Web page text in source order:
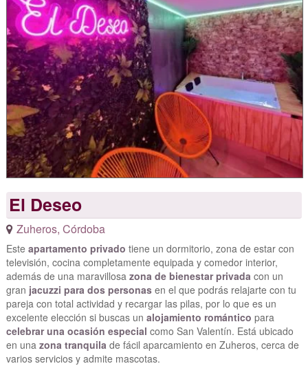
El Deseo
Zuheros, Córdoba
Este apartamento privado tiene un dormitorio, zona de estar con
televisión, cocina completamente equipada y comedor interior,
además de una maravillosa zona de bienestar privada con un
gran jacuzzi para dos personasen el que podrás relajarte con tu
pareja con total actividad y recargar las pilas, por lo que es un
excelente elección si buscas un alojamiento romántico para
celebrar una ocasión especial como San Valentín. Está ubicado
en una zona tranquila de fácil aparcamiento en Zuheros, cerca de
varios servicios y admite mascotas.